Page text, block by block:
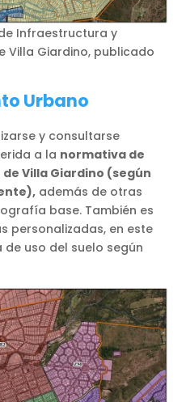
Infraestructura y
Villa Giardino, publicado
Urbano
y consultarse
a la normativa de
Villa Giardino (según
además de otras
base. También es
personalizadas, en este
uso del suelo según